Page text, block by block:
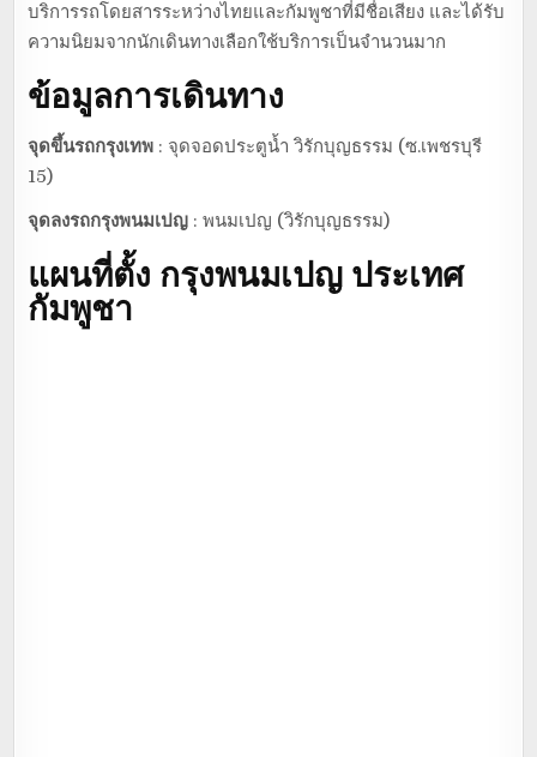
บริการรถโดยสารระหว่างไทยและกัมพูชาที่มีชื่อเสียง และได้รับ
ความนิยมจากนักเดินทางเลือกใช้บริการเป็นจำนวนมาก
ข้อมูลการเดินทาง
จุดขึ้นรถกรุงเทพ : จุดจอดประตูน้ำ วิรักบุญธรรม (ซ.เพชรบุรี
15)
จุดลงรถกรุงพนมเปญ : พนมเปญ (วิรักบุญธรรม)
แผนที่ตั้ง กรุงพนมเปญ ประเทศ
กัมพูชา